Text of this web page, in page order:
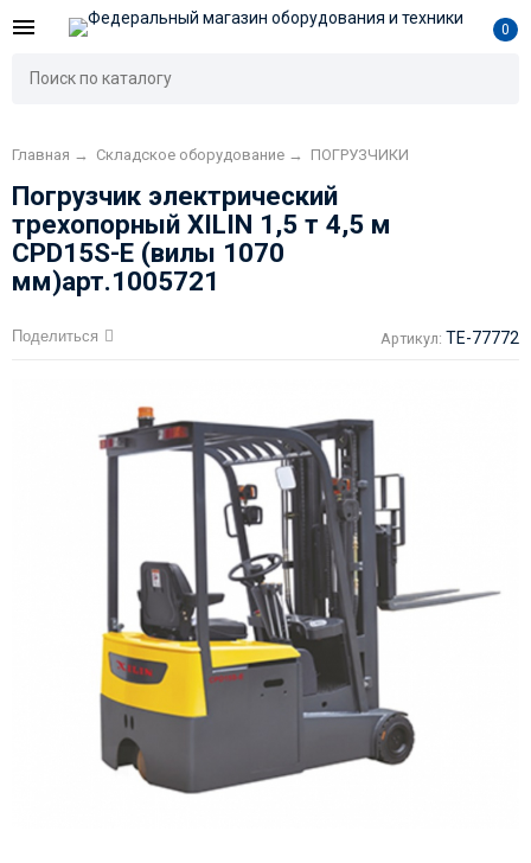
0
Главная → Складское оборудование → ПОГРУЗЧИКИ
Погрузчик электрический
трехопорный XILIN 1,5 т 4,5 м
CPD15S-E (вилы 1070
мм)арт.1005721
Поделиться Артикул: TE-77772